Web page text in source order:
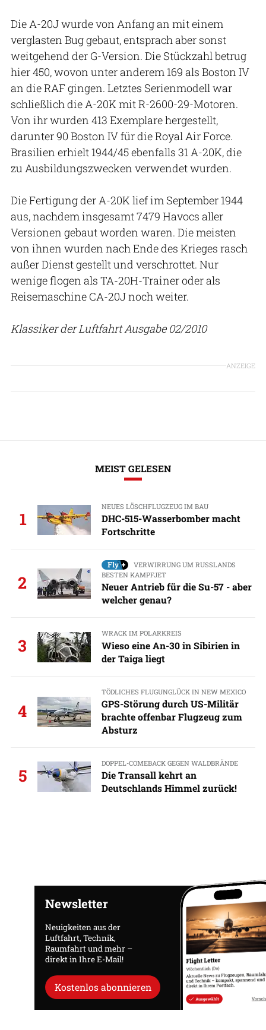
Die A-20J wurde von Anfang an mit einem
verglasten Bug gebaut, entsprach aber sonst
weitgehend der G-Version. Die Stückzahl betrug
hier 450, wovon unter anderem 169 als Boston IV
an die RAF gingen. Letztes Serienmodell war
schließlich die A-20K mit R-2600-29-Motoren.
Von ihr wurden 413 Exemplare hergestellt,
darunter 90 Boston IV für die Royal Air Force.
Brasilien erhielt 1944/45 ebenfalls 31 A-20K, die
zu Ausbildungszwecken verwendet wurden.
Die Fertigung der A-20K lief im September 1944
aus, nachdem insgesamt 7479 Havocs aller
Versionen gebaut worden waren. Die meisten
von ihnen wurden nach Ende des Krieges rasch
außer Dienst gestellt und verschrottet. Nur
wenige flogen als TA-20H-Trainer oder als
Reisemaschine CA-20J noch weiter.
Klassiker der Luftfahrt Ausgabe 02/2010
ANZEIGE
MEIST GELESEN
1
NEUES LÖSCHFLUGZEUG IM BAU
DHC-515-Wasserbomber macht
Fortschritte
2
VERWIRRUNG UM RUSSLANDS
BESTEN KAMPFJET
Neuer Antrieb für die Su-57 - aber
welcher genau?
3
WRACK IM POLARKREIS
Wieso eine An-30 in Sibirien in
der Taiga liegt
4
TÖDLICHES FLUGUNGLÜCK IN NEW MEXICO
GPS-Störung durch US-Militär
brachte offenbar Flugzeug zum
Absturz
5
DOPPEL-COMEBACK GEGEN WALDBRÄNDE
Die Transall kehrt an
Deutschlands Himmel zurück!
Newsletter
Neuigkeiten aus der
Luftfahrt, Technik,
Raumfahrt und mehr –
direkt in Ihre E-Mail!
Kostenlos abonnieren